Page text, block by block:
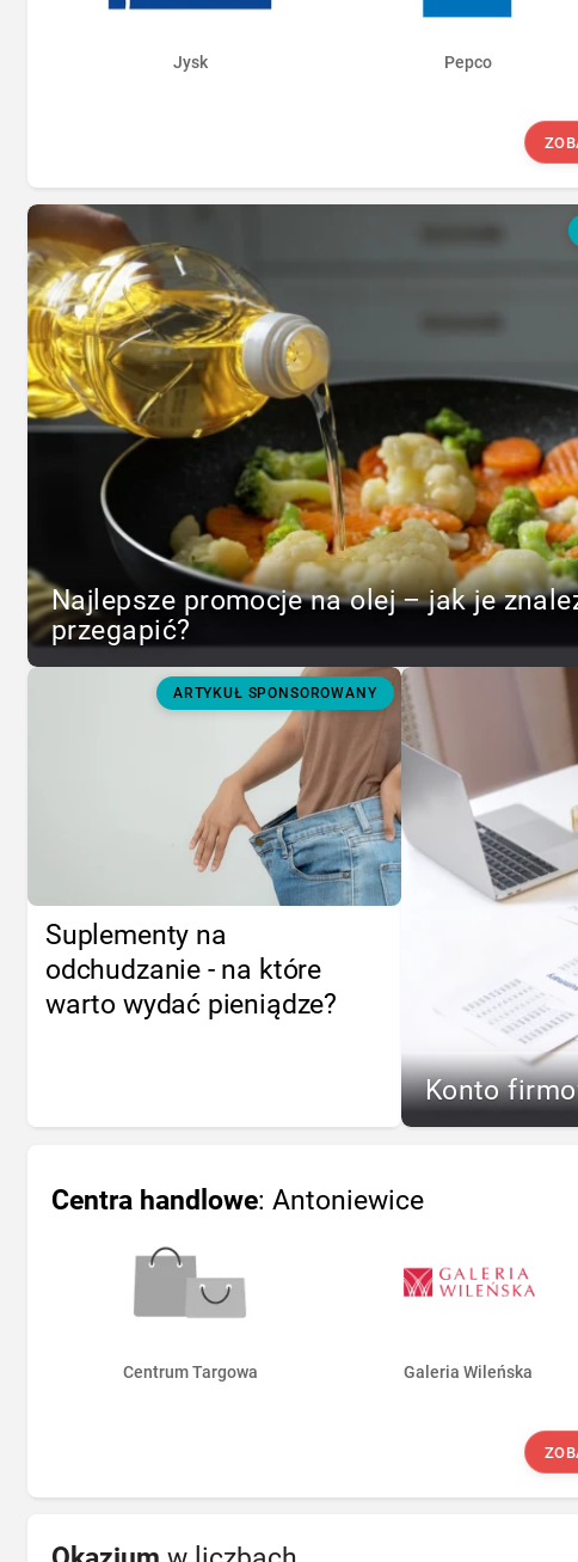
Jysk Pepco
Najlepsze promocje na olej – jak je
przegapić?
ARTYKUŁ SPONSOROWANY
Suplementy na
odchudzanie - na które
warto wydać pieniądze?
Konto
Centra handlowe: Antoniewice
Centrum Targowa Galeria Wileńska